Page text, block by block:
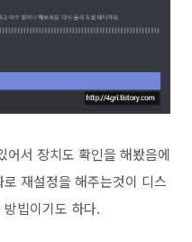
어서 장치도 확인을 해봤음에
재설정을 해주는것이 디스
빕이기도 하다.